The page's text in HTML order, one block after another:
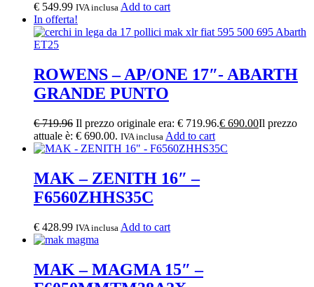
€ 549.99 IVA inclusa Add to cart
In offerta!
ROWENS – AP/ONE 17″- ABARTH
GRANDE PUNTO
€719.96 Il prezzo originale era: € 719.96.€ 690.00Il prezzo
attuale è: € 690.00. IVA inclusa Add to cart
MAK – ZENITH 16″ –
F6560ZHHS35C
€ 428.99 IVA inclusa Add to cart
MAK – MAGMA 15″ –